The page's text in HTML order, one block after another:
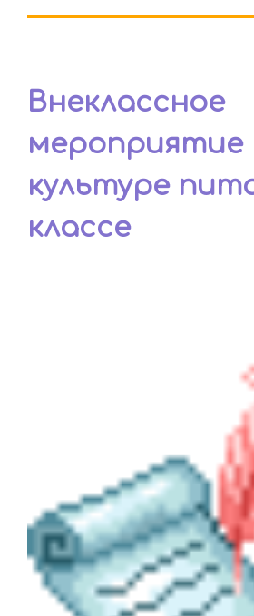
Внеклассное
мероприятие
культуре
классе